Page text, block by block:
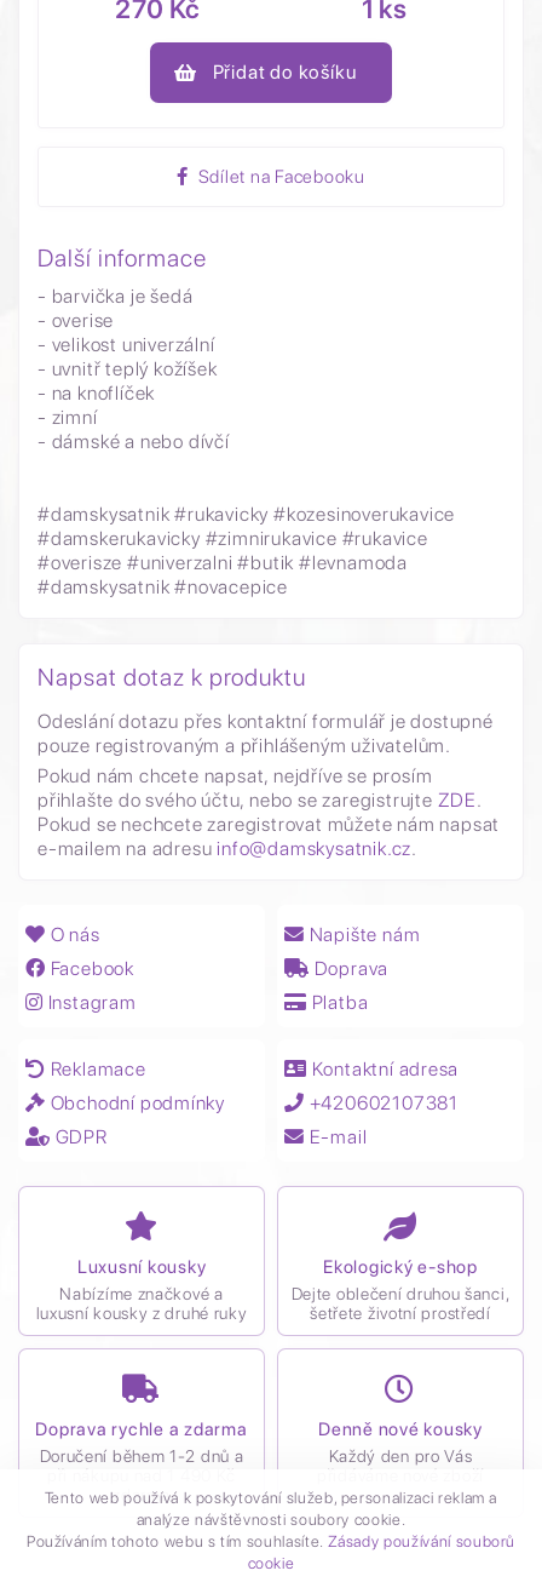
270 Kč 1 ks
Přidat do košíku
Sdílet na Facebooku
Další informace
- barvička je šedá
- overise
- velikost univerzální
- uvnitř teplý kožíšek
- na knoflíček
- zimní
- dámské a nebo dívčí
#damskysatnik #rukavicky #kozesinoverukavice
#damskerukavicky #zimnirukavice #rukavice
#overisze #univerzalni #butik #levnamoda
#damskysatnik #novacepice
Napsat dotaz k produktu
Odeslání dotazu přes kontaktní formulář je dostupné
pouze registrovaným a přihlášeným uživatelům.
Pokud nám chcete napsat, nejdříve se prosím
přihlašte do svého účtu, nebo se zaregistrujte ZDE.
Pokud se nechcete zaregistrovat můžete nám napsat
e-mailem na adresu info@damskysatnik.cz.
O nás
Facebook
Instagram
Napište nám
Doprava
Platba
Reklamace
Obchodní podmínky
GDPR
Kontaktní adresa
+420602107381
E-mail
Luxusní kousky
Nabízíme značkové a
luxusní kousky z druhé ruky
Ekologický e-shop
Dejte oblečení druhou šanci,
šetřete životní prostředí
Doprava rychle a zdarma
Doručení během 1-2 dnů a
při nákupu nad 1 490 Kč
zdarma
Denně nové kousky
Každý den pro Vás
přidáváme nové zboží
Tento web používá k poskytování služeb, personalizaci reklam a
analýze návštěvnosti soubory cookie.
Používáním tohoto webu s tím souhlasíte. Zásady používání souborů
cookie